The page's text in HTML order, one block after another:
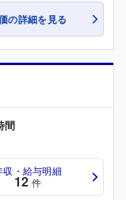
の詳細を見る
間
収・給与明細
12 件